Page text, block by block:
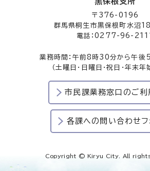
〒376-0196
群馬県桐生市黒保根町水沼
電話：0277-96-
業務時間：午前8時30分から午後
（土曜日・日曜日・祝日・年末年
市民課業務窓口のご利
各課への問い合わせフ
Copyright © Kiryu City. All